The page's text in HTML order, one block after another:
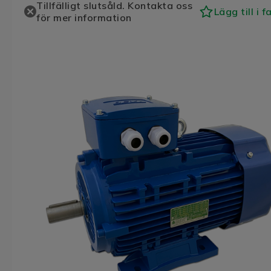
Tillfälligt slutsåld. Kontakta oss
för mer information
Lägg till i